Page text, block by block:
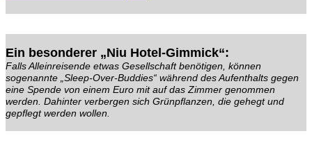
Ein besonderer „Niu Hotel-Gimmick“:
Falls Alleinreisende etwas Gesellschaft benötigen, können
sogenannte „Sleep-Over-Buddies“ während des Aufenthalts gegen
eine Spende von einem Euro mit auf das Zimmer genommen
werden. Dahinter verbergen sich Grünpflanzen, die gehegt und
gepflegt werden wollen.